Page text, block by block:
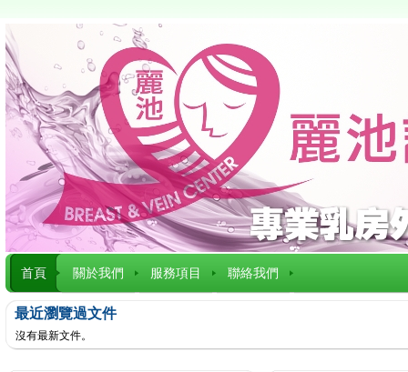
首頁 關於我們 服務項目 聯絡我們
最近瀏覽過文件
沒有最新文件。